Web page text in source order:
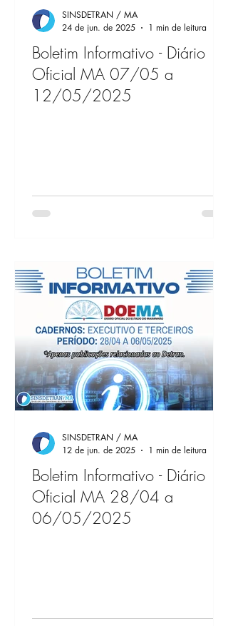
Boletim Informativo - Diário
Oficial MA 07/05 a
12/05/2025
SINSDETRAN / MA
24 de jun. de 2025
1 min de leitura
Boletim Informativo - Diário
Oficial MA 28/04 a
06/05/2025
SINSDETRAN / MA
12 de jun. de 2025
1 min de leitura